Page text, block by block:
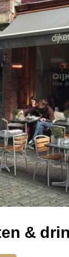
&